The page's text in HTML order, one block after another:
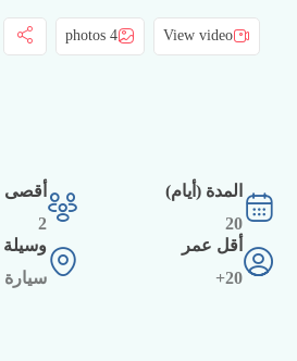
View video
4 photos
المدة (أيام)
20
أقصى
2
أقل عمر
20+
وسيلة
سيارة